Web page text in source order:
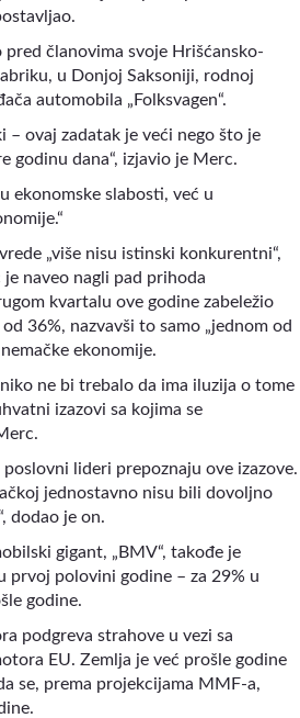
članovima svoje Hrišćansko-
u Donjoj Saksoniji, rodnoj
automobila „Folksvagen“.
– ovaj zadatak je veći nego što je
godinu dana“, izjavio je Merc.
ekonomske slabosti, već u
„više nisu istinski konkurentni“,
naveo nagli pad prihoda
kvartalu ove godine zabeležio
36%, nazvavši to samo „jednom od
ekonomije.
ne bi trebalo da ima iluzija o tome
izazovi sa kojima se
lideri prepoznaju ove izazove.
jednostavno nisu bili dovoljno
dodao je on.
gigant, „BMV“, takođe je
prvoj polovini godine – za 29% u
godine.
podgreva strahove u vezi sa
EU. Zemlja je već prošle godine
se, prema projekcijama MMF-a,